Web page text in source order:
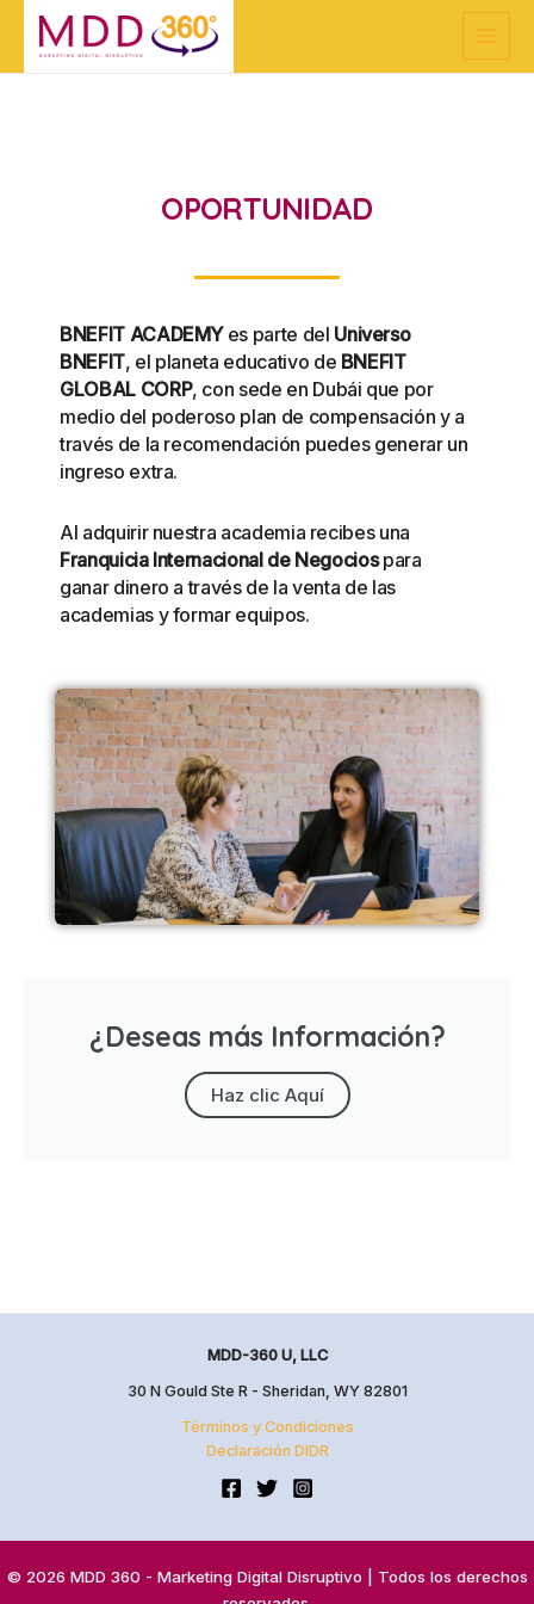
contenido
Main
Menu
OPORTUNIDAD
BNEFIT ACADEMYes parte del Universo
BNEFIT, el planeta educativo de BNEFIT
GLOBAL CORP, con sede en Dubái que por
medio del poderoso plan de compensación y a
través de la recomendación puedes generar un
ingreso extra.
Al adquirir nuestra academia recibes una
Franquicia Internacional de Negociospara
ganar dinero a través de la venta de las
academias y formar equipos.
¿Deseas más Información?
Haz clic Aquí
MDD-360 U, LLC
30 N Gould Ste R - Sheridan, WY 82801
Términos y Condiciones
Declaración DIDR
© 2026 MDD 360 - Marketing Digital Disruptivo | Todos los derechos